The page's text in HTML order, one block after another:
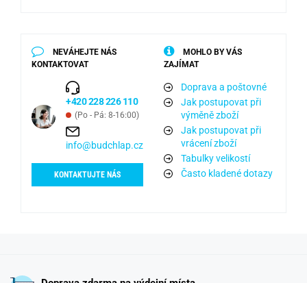
NEVÁHEJTE NÁS
KONTAKTOVAT
+420 228 226 110
(Po - Pá: 8-16:00)
info@budchlap.cz
KONTAKTUJTE NÁS
MOHLO BY VÁS
ZAJÍMAT
Doprava a poštovné
Jak postupovat při
výměně zboží
Jak postupovat při
vrácení zboží
Tabulky velikostí
Často kladené dotazy